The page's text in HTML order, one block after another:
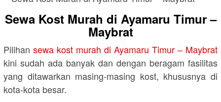
Sewa Kost Murah di Ayamaru Timur –
Maybrat
Pilihan sewa kost murah di Ayamaru Timur – Maybrat
kini sudah ada banyak dan dengan beragam fasilitas
yang ditawarkan masing-masing kost, khususnya di
kota-kota besar.